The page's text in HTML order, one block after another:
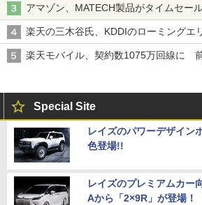
アマゾン、MATECH製品がタイムセー
楽天の三木谷氏、KDDIのローミングエ
楽天モバイル、契約数1075万回線に
Special Site
レイズのパワーデザイン
色登場!!
レイズのプレミアムカー
Aから「2×9R」が登場！